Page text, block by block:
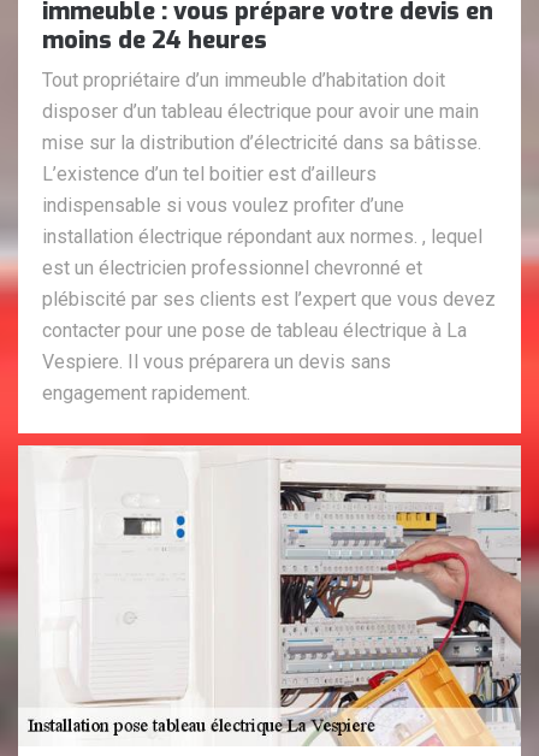
immeuble : vous prépare votre devis en
moins de 24 heures
Tout propriétaire d’un immeuble d’habitation doit
disposer d’un tableau électrique pour avoir une main
mise sur la distribution d’électricité dans sa bâtisse.
L’existence d’un tel boitier est d’ailleurs
indispensable si vous voulez profiter d’une
installation électrique répondant aux normes. , lequel
est un électricien professionnel chevronné et
plébiscité par ses clients est l’expert que vous devez
contacter pour une pose de tableau électrique à La
Vespiere. Il vous préparera un devis sans
engagement rapidement.